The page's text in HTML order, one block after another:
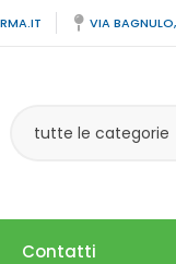
VIA
tutte le categorie
Contatti